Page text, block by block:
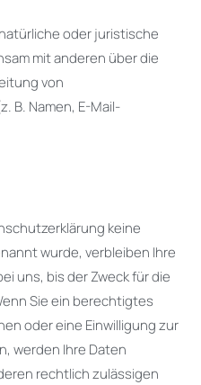
oder juristische
mit anderen über die
von
B. Namen, E-Mail-
keine
wurde, verbleiben Ihre
uns, bis der Zweck für die
Sie ein berechtigtes
oder eine Einwilligung zur
werden Ihre Daten
rechtlich zulässigen